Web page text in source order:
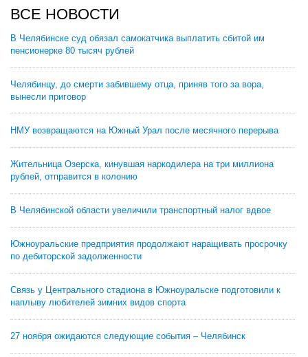
ВСЕ НОВОСТИ
В Челябинске суд обязал самокатчика выплатить сбитой им
пенсионерке 80 тысяч рублей
Челябинцу, до смерти забившему отца, приняв того за вора,
вынесли приговор
НМУ возвращаются на Южный Урал после месячного перерыва
Жительница Озерска, кинувшая наркодилера на три миллиона
рублей, отправится в колонию
В Челябинской области увеличили транспортный налог вдвое
Южноуральские предприятия продолжают наращивать просрочку
по дебиторской задолженности
Связь у Центрального стадиона в Южноуральске подготовили к
наплыву любителей зимних видов спорта
27 ноября ожидаются следующие события – Челябинск